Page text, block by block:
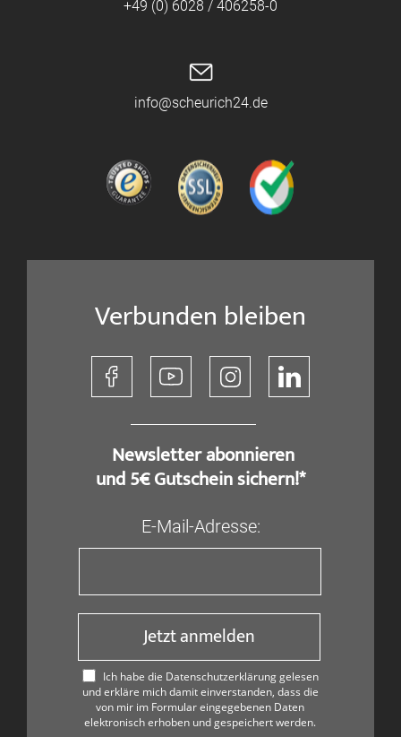
+49 (0) 6028 / 406258-0
info@scheurich24.de
Verbunden bleiben
​ Newsletter abonnieren
und 5€ Gutschein sichern!*
E-Mail-Adresse:
Jetzt anmelden
Ich habe die Datenschutzerklärung gelesen
und erkläre mich damit einverstanden, dass die
von mir im Formular eingegebenen Daten
elektronisch erhoben und gespeichert werden.